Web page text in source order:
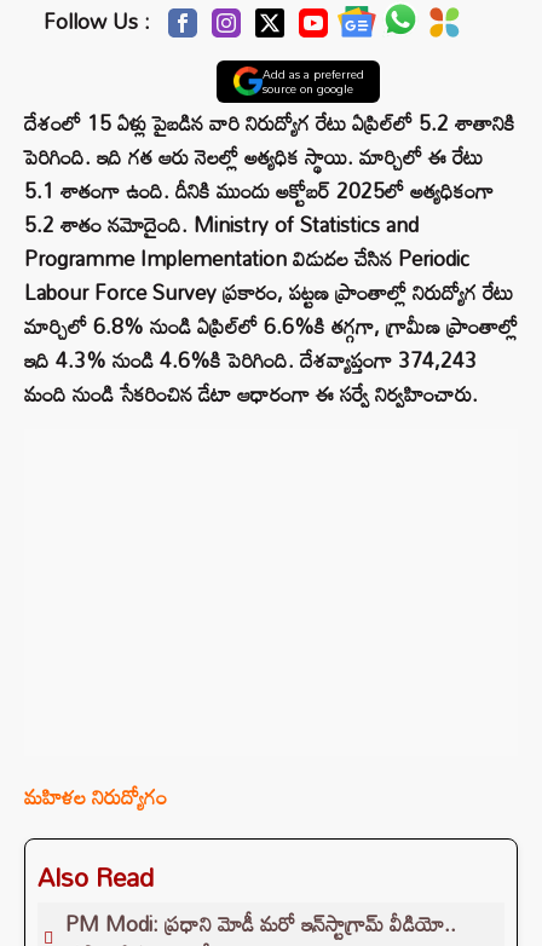
Follow Us :
Add as a preferred
source on google
దేశంలో 15 ఏళ్లు పైబడిన వారి నిరుద్యోగ రేటు ఏప్రిల్‌లో 5.2 శాతానికి
పెరిగింది. ఇది గత ఆరు నెలల్లో అత్యధిక స్థాయి. మార్చిలో ఈ రేటు
5.1 శాతంగా ఉంది. దీనికి ముందు అక్టోబర్ 2025లో అత్యధికంగా
5.2 శాతం నమోదైంది. Ministry of Statistics and
Programme Implementation విడుదల చేసిన Periodic
Labour Force Survey ప్రకారం, పట్టణ ప్రాంతాల్లో నిరుద్యోగ రేటు
మార్చిలో 6.8% నుండి ఏప్రిల్‌లో 6.6%కి తగ్గగా, గ్రామీణ ప్రాంతాల్లో
ఇది 4.3% నుండి 4.6%కి పెరిగింది. దేశవ్యాప్తంగా 374,243
మంది నుండి సేకరించిన డేటా ఆధారంగా ఈ సర్వే నిర్వహించారు.
మహిళల నిరుద్యోగం
Also Read
PM Modi: ప్రధాని మోడీ మరో ఇన్‌స్టాగ్రామ్ వీడియో..